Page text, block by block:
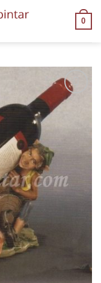
0
AÑADIR
DE
DESEOS